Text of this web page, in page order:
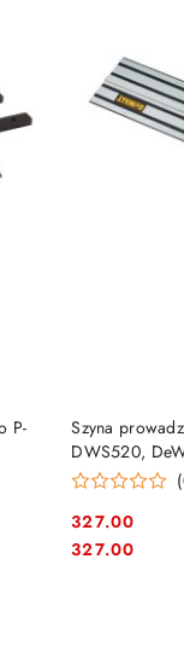
P-
Szyna
DWS520,
Cena:
327.00
Cena:
327.00